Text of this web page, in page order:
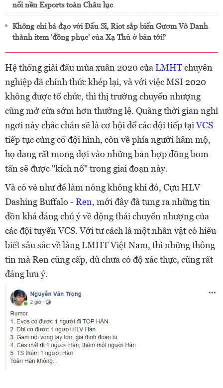
nối nền Esports toàn Châu lục
Không chỉ bá đạo với Đấu Sĩ, Riot sắp biến Gươm Vô Danh
thành item 'đồng phục' của Xạ Thủ ở bản tới?
Hệ thống giải đấu mùa xuân 2020 của LMHTchuyên
nghiệp đã chính thức khép lại, và với việc MSI 2020
không được tổ chức, thì thị trường chuyển nhượng
cũng mở cửa sớm hơn thường lệ. Quãng thời gian nghỉ
ngơi này chắc chắn sẽ là cơ hội để các đội tiếp tạiVCS
tiếp tục củng cố đội hình, còn về phía người hâm mộ,
họ đang rất mong đợi vào những bản hợp đồng bom
tấn sẽ được "kích nổ" trong giai đoạn này.
Và có vẻ như để làm nóng không khí đó, Cựu HLV
Dashing Buffalo - Ren, mới đây đã tung ra những tin
đồn khá đáng chú ý về động thái chuyển nhượng của
các đội tuyển VCS. Với tư cách là một nhân vật có hiểu
biết sâu sắc về làng LMHT Việt Nam, thì những thông
tin mà Ren cũng cấp, dù chưa có độ xác thực, cũng rất
đáng lưu ý.